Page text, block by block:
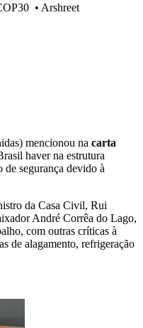
• Arshreet
mencionou na carta
haver na estrutura
segurança devido à
da Casa Civil, Rui
André Corrêa do Lago,
com outras críticas à
de alagamento, refrigeração